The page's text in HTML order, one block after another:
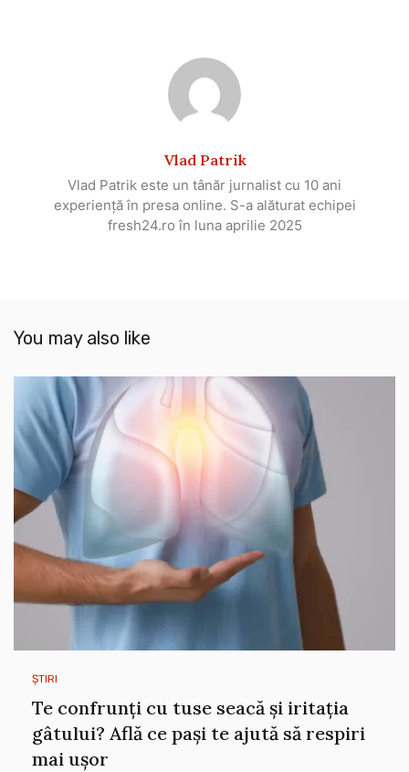
Vlad Patrik
Vlad Patrik este un tânăr jurnalist cu 10 ani
experiență în presa online. S-a alăturat echipei
fresh24.ro în luna aprilie 2025
You may also like
ȘTIRI
Te confrunți cu tuse seacă și iritația
gâtului? Află ce pași te ajută să respiri
mai ușor